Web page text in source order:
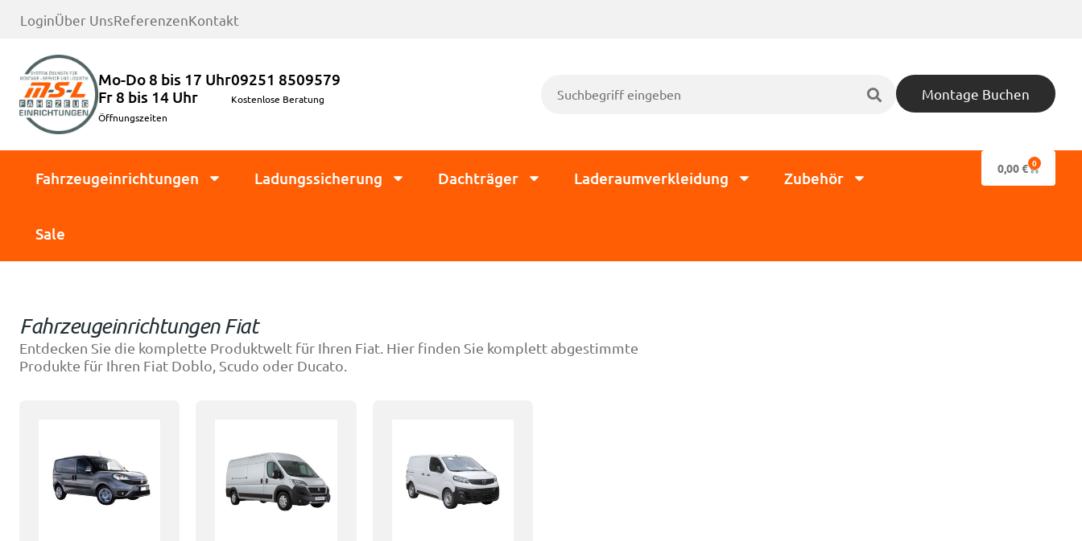
LoginÜber UnsReferenzenKontakt
Mo-Do 8 bis 17 Uhr
Fr 8 bis 14 Uhr
Öffnungszeiten
09251 8509579
Kostenlose Beratung Montage Buchen
Fahrzeugeinrichtungen Ladungssicherung Dachträger Laderaumverkleidung Zubehör
Sale
0,00€ 0
Fahrzeugeinrichtungen Fiat
Entdecken Sie die komplette Produktwelt für Ihren Fiat. Hier finden Sie komplett abgestimmte
Produkte für Ihren Fiat Doblo, Scudo oder Ducato.